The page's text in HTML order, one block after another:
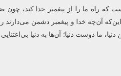
که راه ما را از پیغمبر جدا کند،
آن‌چه خدا و پیغمبر دشمن
ما دوست دنیا؛ آن‌ها به دنیا